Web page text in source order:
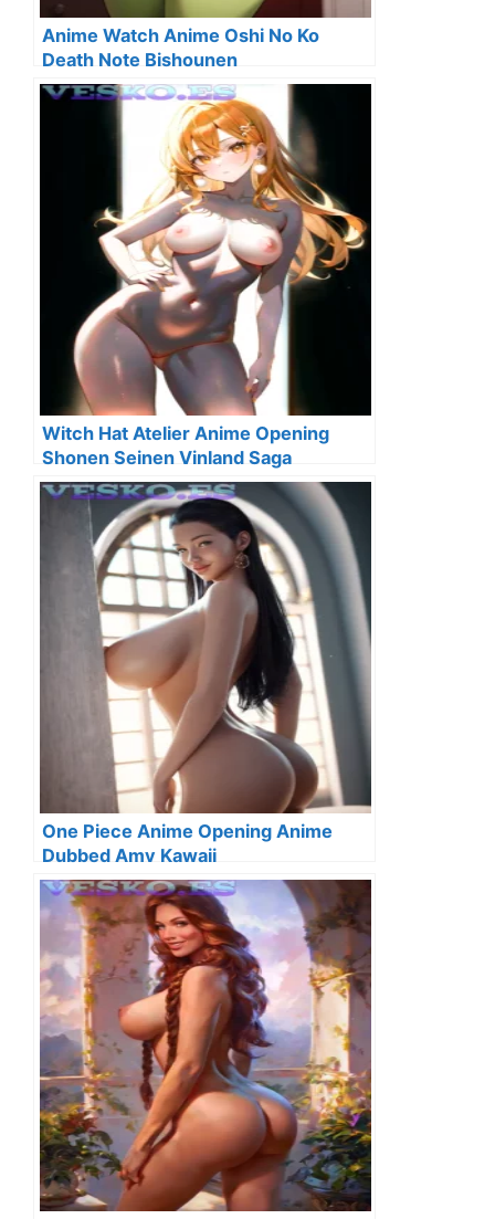
Anime Watch Anime Oshi No Ko
Death Note Bishounen
Witch Hat Atelier Anime Opening
Shonen Seinen Vinland Saga
One Piece Anime Opening Anime
Dubbed Amv Kawaii